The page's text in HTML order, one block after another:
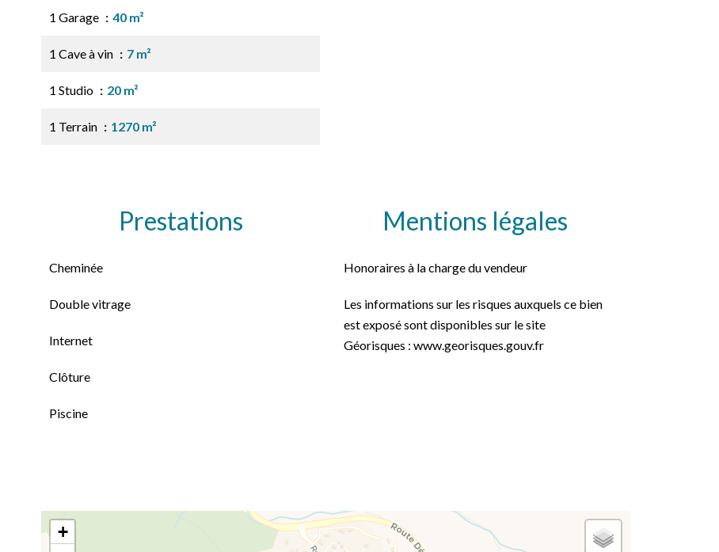
1 Garage 40 m²
1 Cave à vin 7 m²
1 Studio 20 m²
1 Terrain 1270 m²
Prestations
Cheminée
Double vitrage
Internet
Clôture
Piscine
Mentions légales
Honoraires à la charge du vendeur
Les informations sur les risques auxquels ce bien
est exposé sont disponibles sur le site
Géorisques : www.georisques.gouv.fr
+